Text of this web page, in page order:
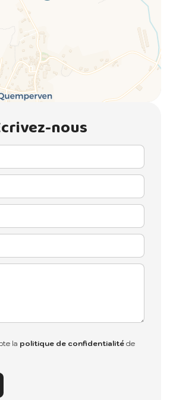
nous
la politique de confidentialitéde